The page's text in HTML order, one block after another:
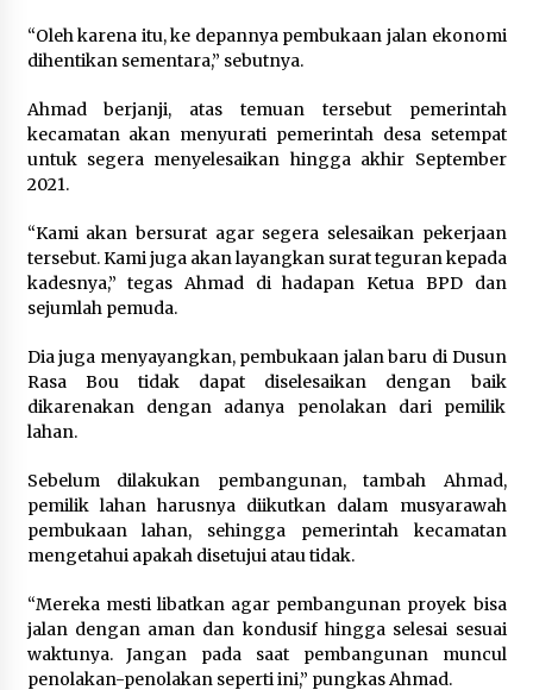
“Oleh karena itu, ke depannya pembukaan jalan ekonomi
dihentikan sementara,” sebutnya.
Ahmad berjanji, atas temuan tersebut pemerintah
kecamatan akan menyurati pemerintah desa setempat
untuk segera menyelesaikan hingga akhir September
2021.
“Kami akan bersurat agar segera selesaikan pekerjaan
tersebut. Kami juga akan layangkan surat teguran kepada
kadesnya,” tegas Ahmad di hadapan Ketua BPD dan
sejumlah pemuda.
Dia juga menyayangkan, pembukaan jalan baru di Dusun
Rasa Bou tidak dapat diselesaikan dengan baik
dikarenakan dengan adanya penolakan dari pemilik
lahan.
Sebelum dilakukan pembangunan, tambah Ahmad,
pemilik lahan harusnya diikutkan dalam musyarawah
pembukaan lahan, sehingga pemerintah kecamatan
mengetahui apakah disetujui atau tidak.
“Mereka mesti libatkan agar pembangunan proyek bisa
jalan dengan aman dan kondusif hingga selesai sesuai
waktunya. Jangan pada saat pembangunan muncul
penolakan-penolakan seperti ini,” pungkas Ahmad.